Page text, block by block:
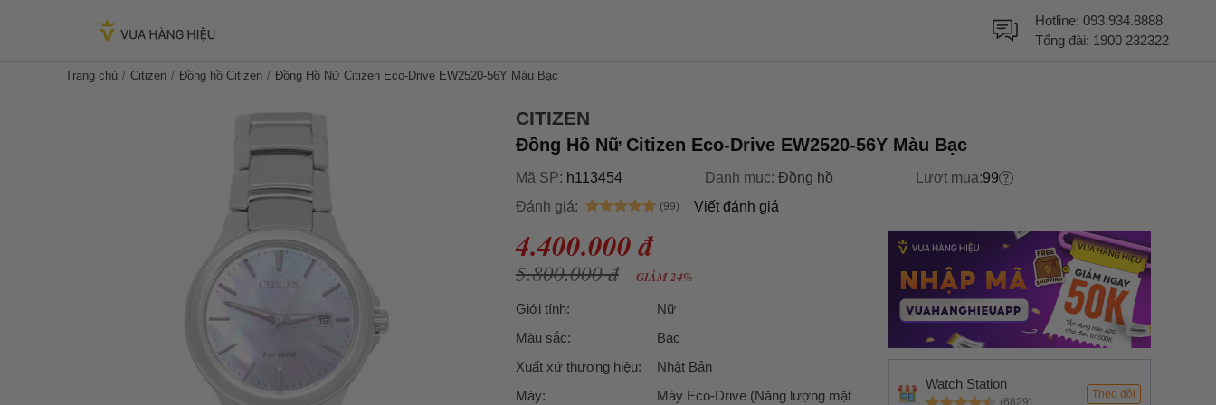
Hotline: 093.934.8888
Tổng đài: 1900 232322
Trang chủ Citizen Đồng hồ Citizen Đồng Hồ Nữ Citizen Eco-Drive EW2520-56Y Màu Bạc
CITIZEN
Đồng Hồ Nữ Citizen Eco-Drive EW2520-56Y Màu Bạc
Mã SP: h113454 Danh mục: Đồng hồ Lượt mua:99
Đánh giá:
Viết đánh giá
4.400.000 đ
5.800.000 đ GIẢM 24%
Giới tính:
Nữ
Màu sắc:
Bạc
Xuất xứ thương hiệu:
Nhật Bản
Máy:
Máy Eco-Drive (Năng lượng mặt
Watch Station
(6829)
Theo dõi